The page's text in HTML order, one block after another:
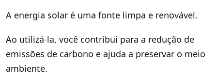
A energia solar é uma fonte limpa e renovável.
Ao utilizá-la, você contribui para a redução de
emissões de carbono e ajuda a preservar o meio
ambiente.